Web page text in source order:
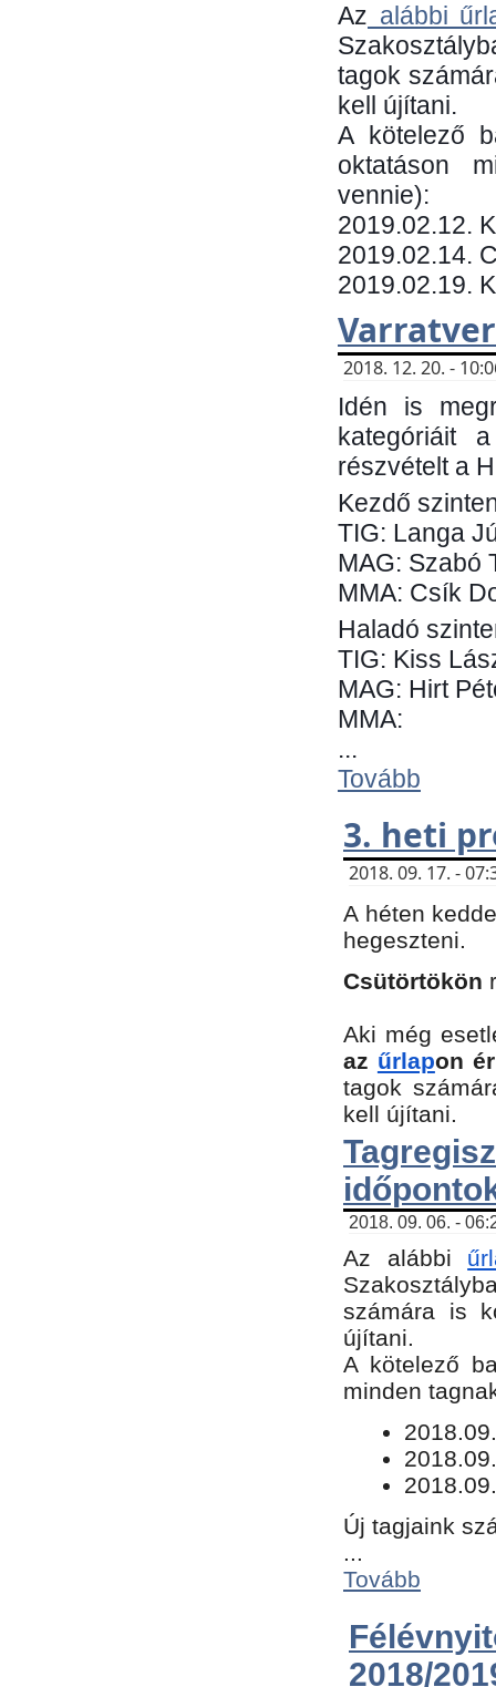
Az alábbi
tagok
kell újítani.
​A kötelező
oktatáson
vennie):
​2019.02.12.
2019.02.14.
2019.02.19.
2018. 12. 20. -
Idén is
kategóriáit
részvételt a
Kezdő
TIG: Langa
MAG: Szabó
MMA: Csík
Haladó
TIG: Kiss
MAG: Hirt
MMA:
...
Tovább
3. heti
2018. 09. 17. -
A héten
hegeszteni.
Csütörtökön
Aki még
az űrlapon
tagok
kell újítani.
2018. 09. 06. -
Az alábbi
számára is
újítani.
​A kötelező
minden
Új tagjaink
...
Tovább
2018/